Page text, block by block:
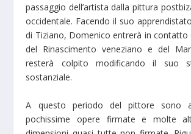
passaggio dell’artista dalla pittura
occidentale. Facendo il suo
di Tiziano, Domenico entrerà in contatto
del Rinascimento veneziano e del
resterà colpito modificando il suo
sostanziale.
A questo periodo del pittore sono
pochissime opere firmate e molte